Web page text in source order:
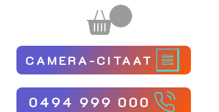
CAMERA-CITAAT
0494 999 000